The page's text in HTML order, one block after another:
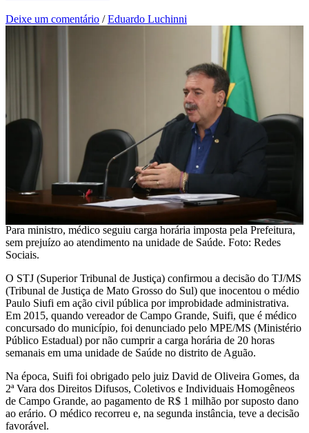
Deixe um comentário /Eduardo Luchinni
Para ministro, médico seguiu carga horária imposta pela Prefeitura,
sem prejuízo ao atendimento na unidade de Saúde. Foto: Redes
Sociais.
O STJ (Superior Tribunal de Justiça) confirmou a decisão do TJ/MS
(Tribunal de Justiça de Mato Grosso do Sul) que inocentou o médio
Paulo Siufi em ação civil pública por improbidade administrativa.
Em 2015, quando vereador de Campo Grande, Suifi, que é médico
concursado do município, foi denunciado pelo MPE/MS (Ministério
Público Estadual) por não cumprir a carga horária de 20 horas
semanais em uma unidade de Saúde no distrito de Aguão.
Na época, Suifi foi obrigado pelo juiz David de Oliveira Gomes, da
2ª Vara dos Direitos Difusos, Coletivos e Individuais Homogêneos
de Campo Grande, ao pagamento de R$ 1 milhão por suposto dano
ao erário. O médico recorreu e, na segunda instância, teve a decisão
favorável.